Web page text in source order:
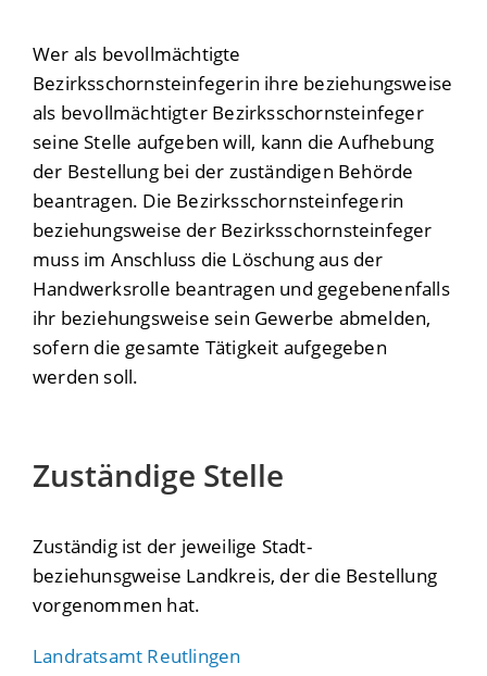
Wer als bevollmächtigte
Bezirksschornsteinfegerin ihre beziehungsweise
als bevollmächtigter Bezirksschornsteinfeger
seine Stelle aufgeben will, kann die Aufhebung
der Bestellung bei der zuständigen Behörde
beantragen. Die Bezirksschornsteinfegerin
beziehungsweise der Bezirksschornsteinfeger
muss im Anschluss die Löschung aus der
Handwerksrolle beantragen und gegebenenfalls
ihr beziehungsweise sein Gewerbe abmelden,
sofern die gesamte Tätigkeit aufgegeben
werden soll.
Zuständige Stelle
Zuständig ist der jeweilige Stadt-
beziehunsgweise Landkreis, der die Bestellung
vorgenommen hat.
Landratsamt Reutlingen